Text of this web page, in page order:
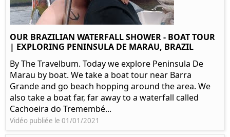
OUR BRAZILIAN WATERFALL SHOWER - BOAT TOUR
| EXPLORING PENINSULA DE MARAU, BRAZIL
By The Travelbum. Today we explore Peninsula De
Marau by boat. We take a boat tour near Barra
Grande and go beach hopping around the area. We
also take a boat far, far away to a waterfall called
Cachoeira do Tremembé...
Vidéo publiée le 01/01/2021